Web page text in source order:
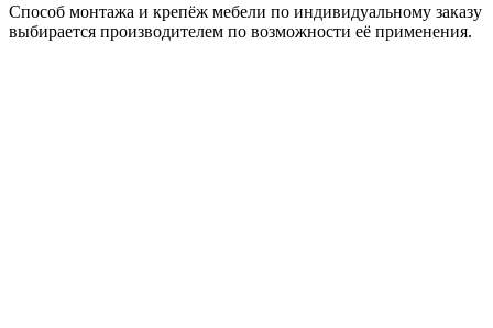
Способ монтажа и крепёж мебели по индивидуальному заказу
выбирается производителем по возможности её применения.